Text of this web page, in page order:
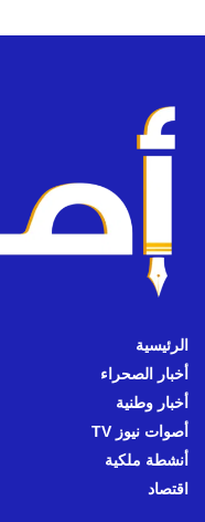
الرئيسية
أخبار الصحراء
أخبار وطنية
أصوات نيوز TV
أنشطة ملكية
اقتصاد